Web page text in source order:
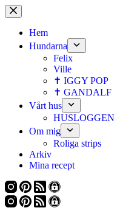
Hoppa
till
innehållHem
Hundarna
Felix
Ville
✝ IGGY POP
✝ GANDALF
Vårt hus
HUSLOGGEN
Om mig
Roliga strips
Arkiv
Mina recept